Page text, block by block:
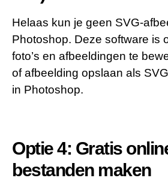
Helaas kun je geen SVG-
Photoshop. Deze software is
foto’s en afbeeldingen te
of afbeelding opslaan als
in Photoshop.
Optie 4: Gratis
bestanden maken